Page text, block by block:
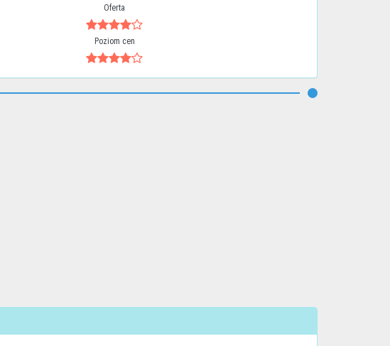
Oferta
Poziom cen